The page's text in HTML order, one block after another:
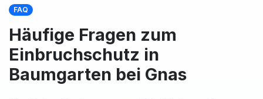
FAQ
Häufige Fragen zum
Einbruchschutz in
Baumgarten bei Gnas